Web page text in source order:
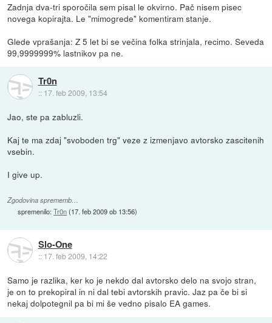
Zadnja dva-tri sporočila sem pisal le okvirno. Pač nisem pisec
novega kopirajta. Le "mimogrede" komentiram stanje.
Glede vprašanja: Z 5 let bi se večina folka strinjala, recimo. Seveda
99,9999999% lastnikov pa ne.
Tr0n
:: 17. feb 2009, 13:54
Jao, ste pa zabluzli.
Kaj te ma zdaj "svoboden trg" veze z izmenjavo avtorsko zascitenih
vsebin.
I give up.
Zgodovina sprememb…
spremenilo:Tr0n(17. feb 2009 ob 13:56)
Slo-One
:: 17. feb 2009, 14:22
Samo je razlika, ker ko je nekdo dal avtorsko delo na svojo stran,
je on to prekopiral in ni dal tebi avtorskih pravic. Jaz pa če bi si
nekaj dolpotegnil pa bi mi še vedno pisalo EA games.